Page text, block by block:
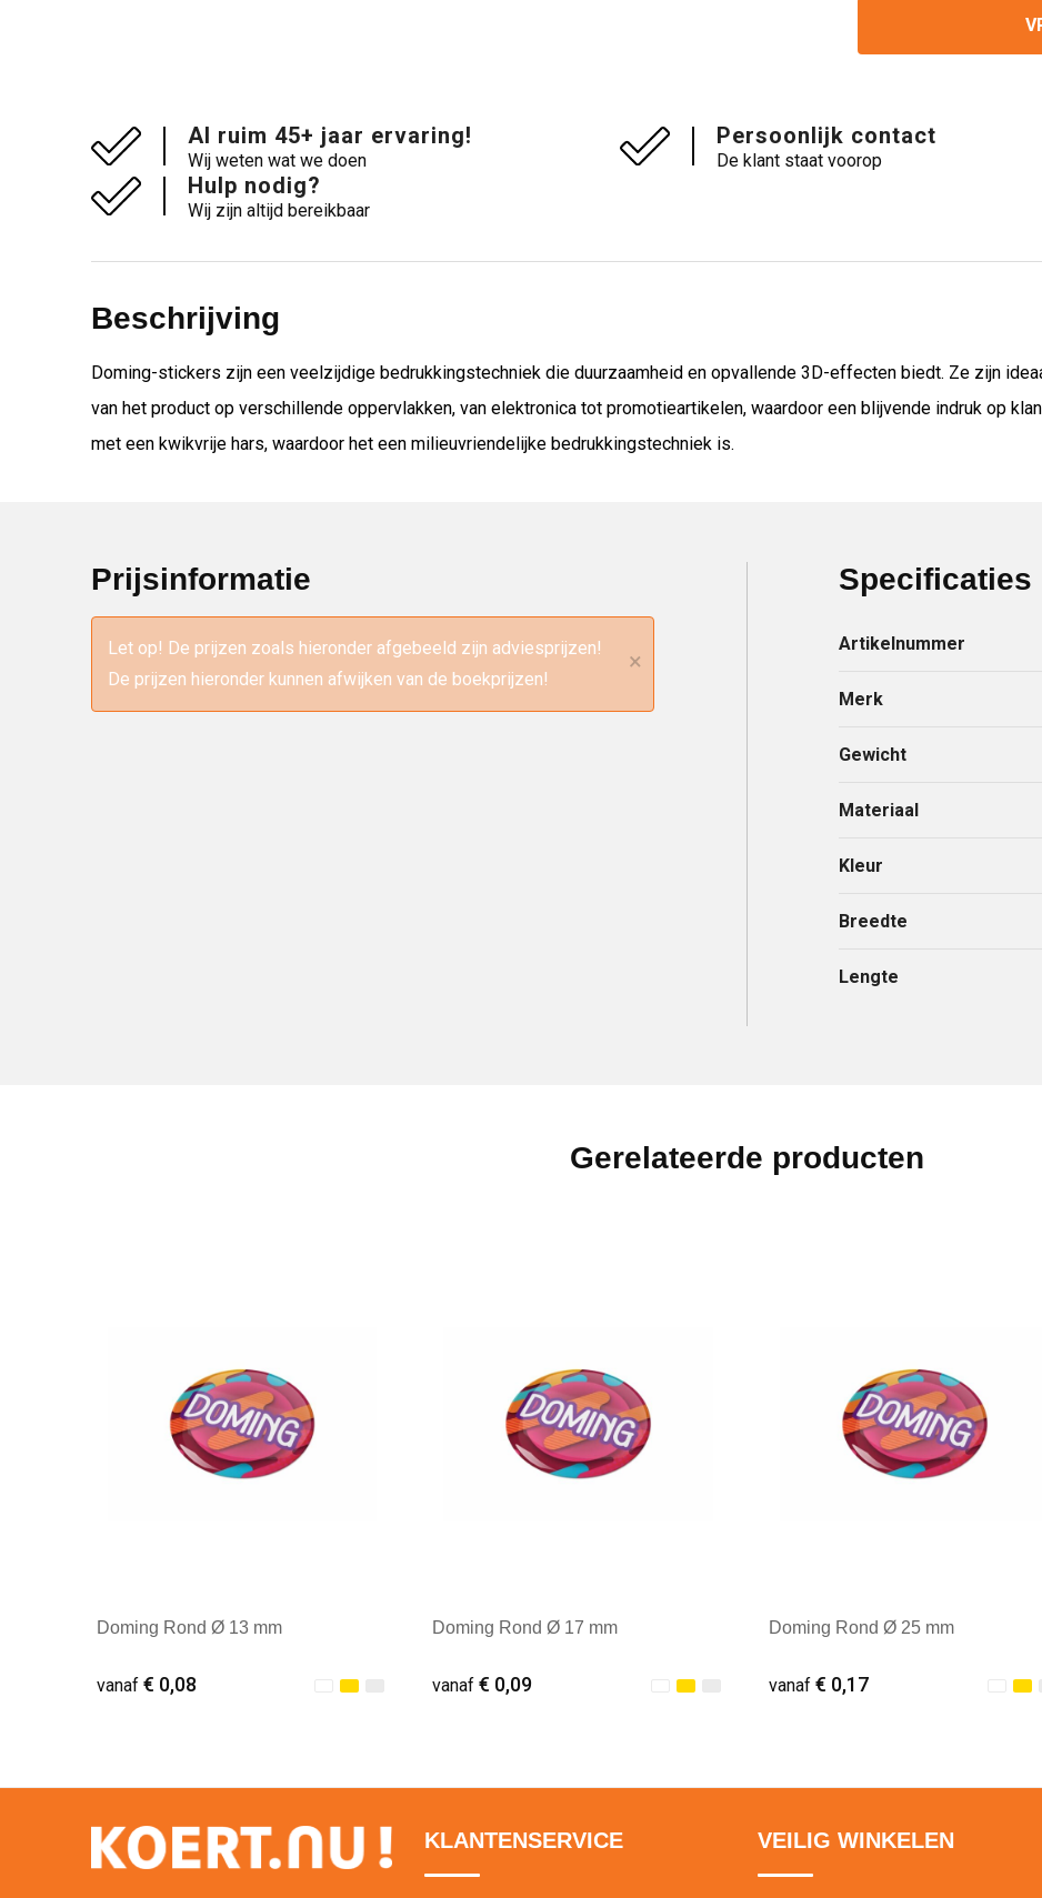
Al ruim 45+ jaar ervaring!
Wij weten wat we doen
Persoonlijk contact
De klant staat voorop
Hulp nodig?
Wij zijn altijd bereikbaar
Beschrijving
Doming-stickers zijn een veelzijdige bedrukkingstechniek die duurzaamheid en opvallende 3D-effecten biedt. Ze zijn
van het product op verschillende oppervlakken, van elektronica tot promotieartikelen, waardoor een blijvende indruk op
met een kwikvrije hars, waardoor het een milieuvriendelijke bedrukkingstechniek is.
Prijsinformatie
Let op! De prijzen zoals hieronder afgebeeld zijn adviesprijzen!
De prijzen hieronder kunnen afwijken van de boekprijzen!
×
Specificaties
Artikelnummer
Merk
Gewicht
Materiaal
Kleur
Breedte
Lengte
Gerelateerde producten
Doming Rond Ø 13 mm
vanaf € 0,08
Doming Rond Ø 17 mm
vanaf€ 0,09
Doming Rond Ø 25 mm
vanaf € 0,17
KLANTENSERVICE VEILIG WINKELEN